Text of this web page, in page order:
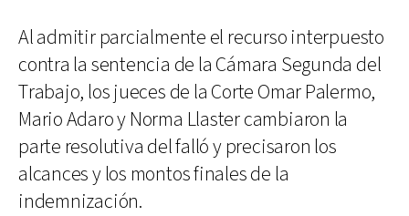
Al admitir parcialmente el recurso interpuesto
contra la sentencia de la Cámara Segunda del
Trabajo, los jueces de la Corte Omar Palermo,
Mario Adaro y Norma Llaster cambiaron la
parte resolutiva del falló y precisaron los
alcances y los montos finales de la
indemnización.